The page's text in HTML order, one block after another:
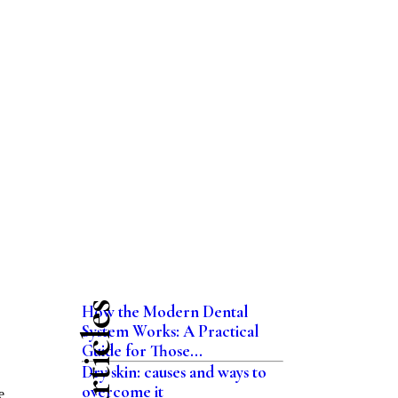
How the Modern Dental
System Works: A Practical
Guide for Those...
Dry skin: causes and ways to
overcome it